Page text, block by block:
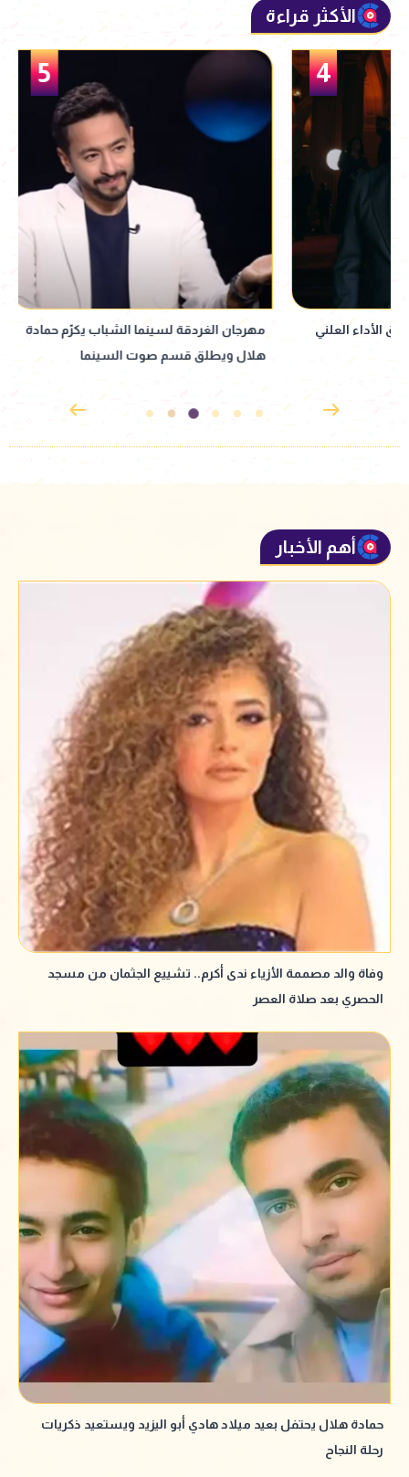
الأكثر قراءة
مهرجان الغردقة لسينما الشباب يكرّم حمادة
هلال ويطلق قسم صوت السينما
الإنجاب.. ورسالته
أهم الأخبار
وفاة والد مصممة الأزياء ندى أكرم.. تشييع الجثمان من مسجد
الحصري بعد صلاة العصر
حمادة هلال يحتفل بعيد ميلاد هادي أبو اليزيد ويستعيد ذكريات
رحلة النجاح